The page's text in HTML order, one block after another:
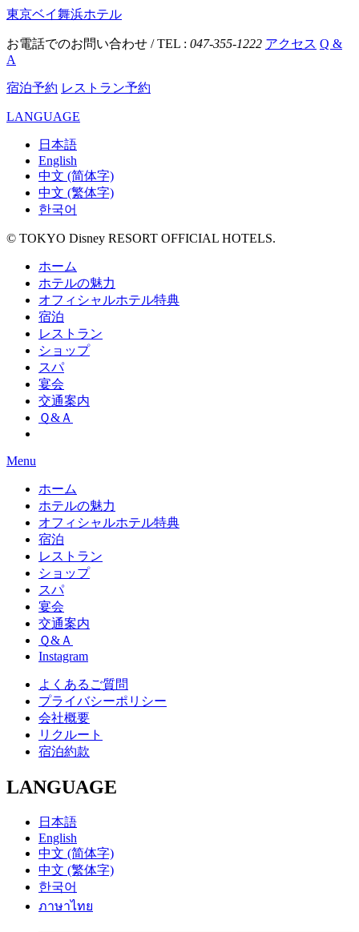
東京ベイ舞浜ホテル
お電話でのお問い合わせ / TEL : 047-355-1222 アクセス Q &
A
宿泊予約 レストラン予約
LANGUAGE
日本語
English
中文 (简体字)
中文 (繁体字)
한국어
© TOKYO Disney RESORT OFFICIAL HOTELS.
ホーム
ホテルの魅力
オフィシャルホテル特典
宿泊
レストラン
ショップ
スパ
宴会
交通案内
Ｑ&Ａ
Menu
ホーム
ホテルの魅力
オフィシャルホテル特典
宿泊
レストラン
ショップ
スパ
宴会
交通案内
Ｑ&Ａ
Instagram
よくあるご質問
プライバシーポリシー
会社概要
リクルート
宿泊約款
LANGUAGE
日本語
English
中文 (简体字)
中文 (繁体字)
한국어
ภาษาไทย